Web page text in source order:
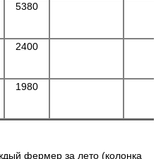
5380
2400
1980
фермер за лето (колонка